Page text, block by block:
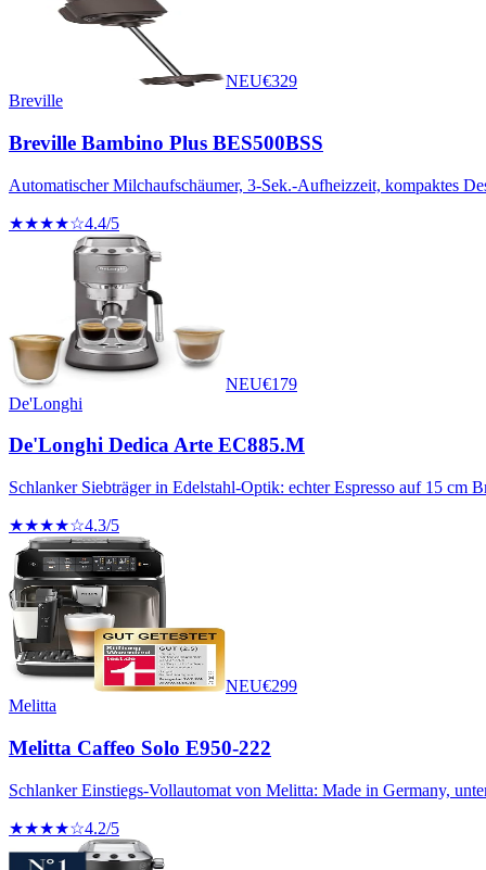
NEU€329
Breville
Breville Bambino Plus BES500BSS
Automatischer Milchaufschäumer, 3-Sek.-Aufheizzeit, kompaktes
★★★★☆4.4/5
NEU€179
De'Longhi
De'Longhi Dedica Arte EC885.M
Schlanker Siebträger in Edelstahl-Optik: echter Espresso auf 15 cm
★★★★☆4.3/5
NEU€299
Melitta
Melitta Caffeo Solo E950-222
Schlanker Einstiegs-Vollautomat von Melitta: Made in Germany,
★★★★☆4.2/5